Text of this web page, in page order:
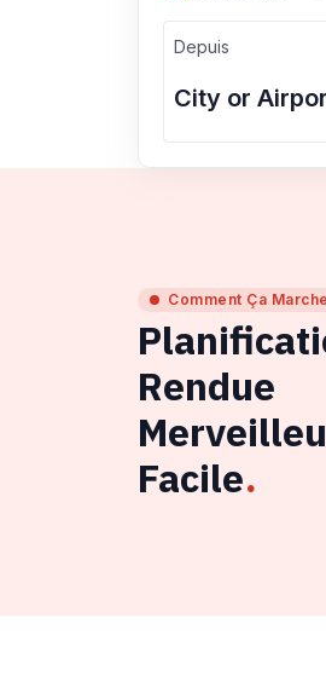
Depuis
Comment Ça Marche
Rendue
Facile.